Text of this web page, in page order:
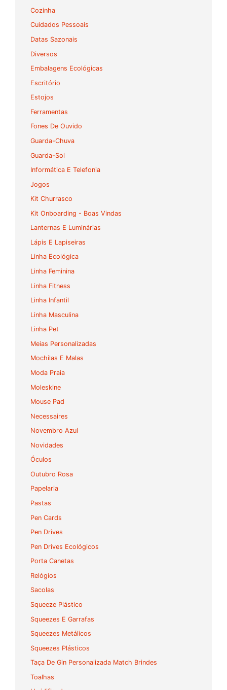
Cozinha
Cuidados Pessoais
Datas Sazonais
Diversos
Embalagens Ecológicas
Escritório
Estojos
Ferramentas
Fones De Ouvido
Guarda-Chuva
Guarda-Sol
Informática E Telefonia
Jogos
Kit Churrasco
Kit Onboarding - Boas Vindas
Lanternas E Luminárias
Lápis E Lapiseiras
Linha Ecológica
Linha Feminina
Linha Fitness
Linha Infantil
Linha Masculina
Linha Pet
Meias Personalizadas
Mochilas E Malas
Moda Praia
Moleskine
Mouse Pad
Necessaires
Novembro Azul
Novidades
Óculos
Outubro Rosa
Papelaria
Pastas
Pen Cards
Pen Drives
Pen Drives Ecológicos
Porta Canetas
Relógios
Sacolas
Squeeze Plástico
Squeezes E Garrafas
Squeezes Metálicos
Squeezes Plásticos
Taça De Gin Personalizada Match Brindes
Toalhas